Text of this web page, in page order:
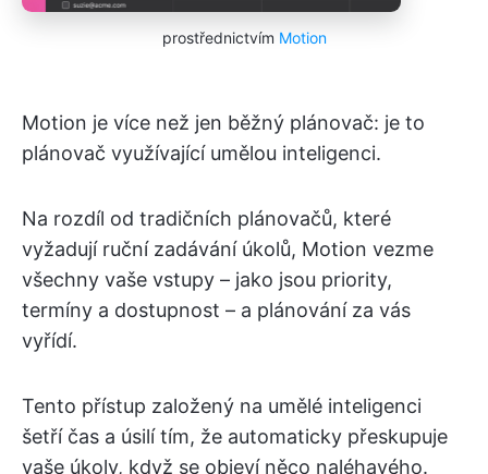
prostřednictvím Motion
Motion je více než jen běžný plánovač: je to
plánovač využívající umělou inteligenci.
Na rozdíl od tradičních plánovačů, které
vyžadují ruční zadávání úkolů, Motion vezme
všechny vaše vstupy – jako jsou priority,
termíny a dostupnost – a plánování za vás
vyřídí.
Tento přístup založený na umělé inteligenci
šetří čas a úsilí tím, že automaticky přeskupuje
vaše úkoly, když se objeví něco naléhavého.